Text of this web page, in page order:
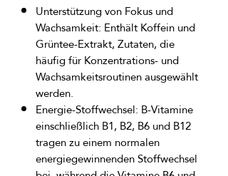
Unterstützung von Fokus und
Wachsamkeit: Enthält Koffein und
Grüntee-Extrakt, Zutaten, die
häufig für Konzentrations- und
Wachsamkeitsroutinen ausgewählt
werden.
Energie-Stoffwechsel: B-Vitamine
einschließlich B1, B2, B6 und B12
tragen zu einem normalen
energiegewinnenden Stoffwechsel